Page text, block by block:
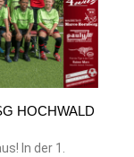
HOCHWALD
In der 1.